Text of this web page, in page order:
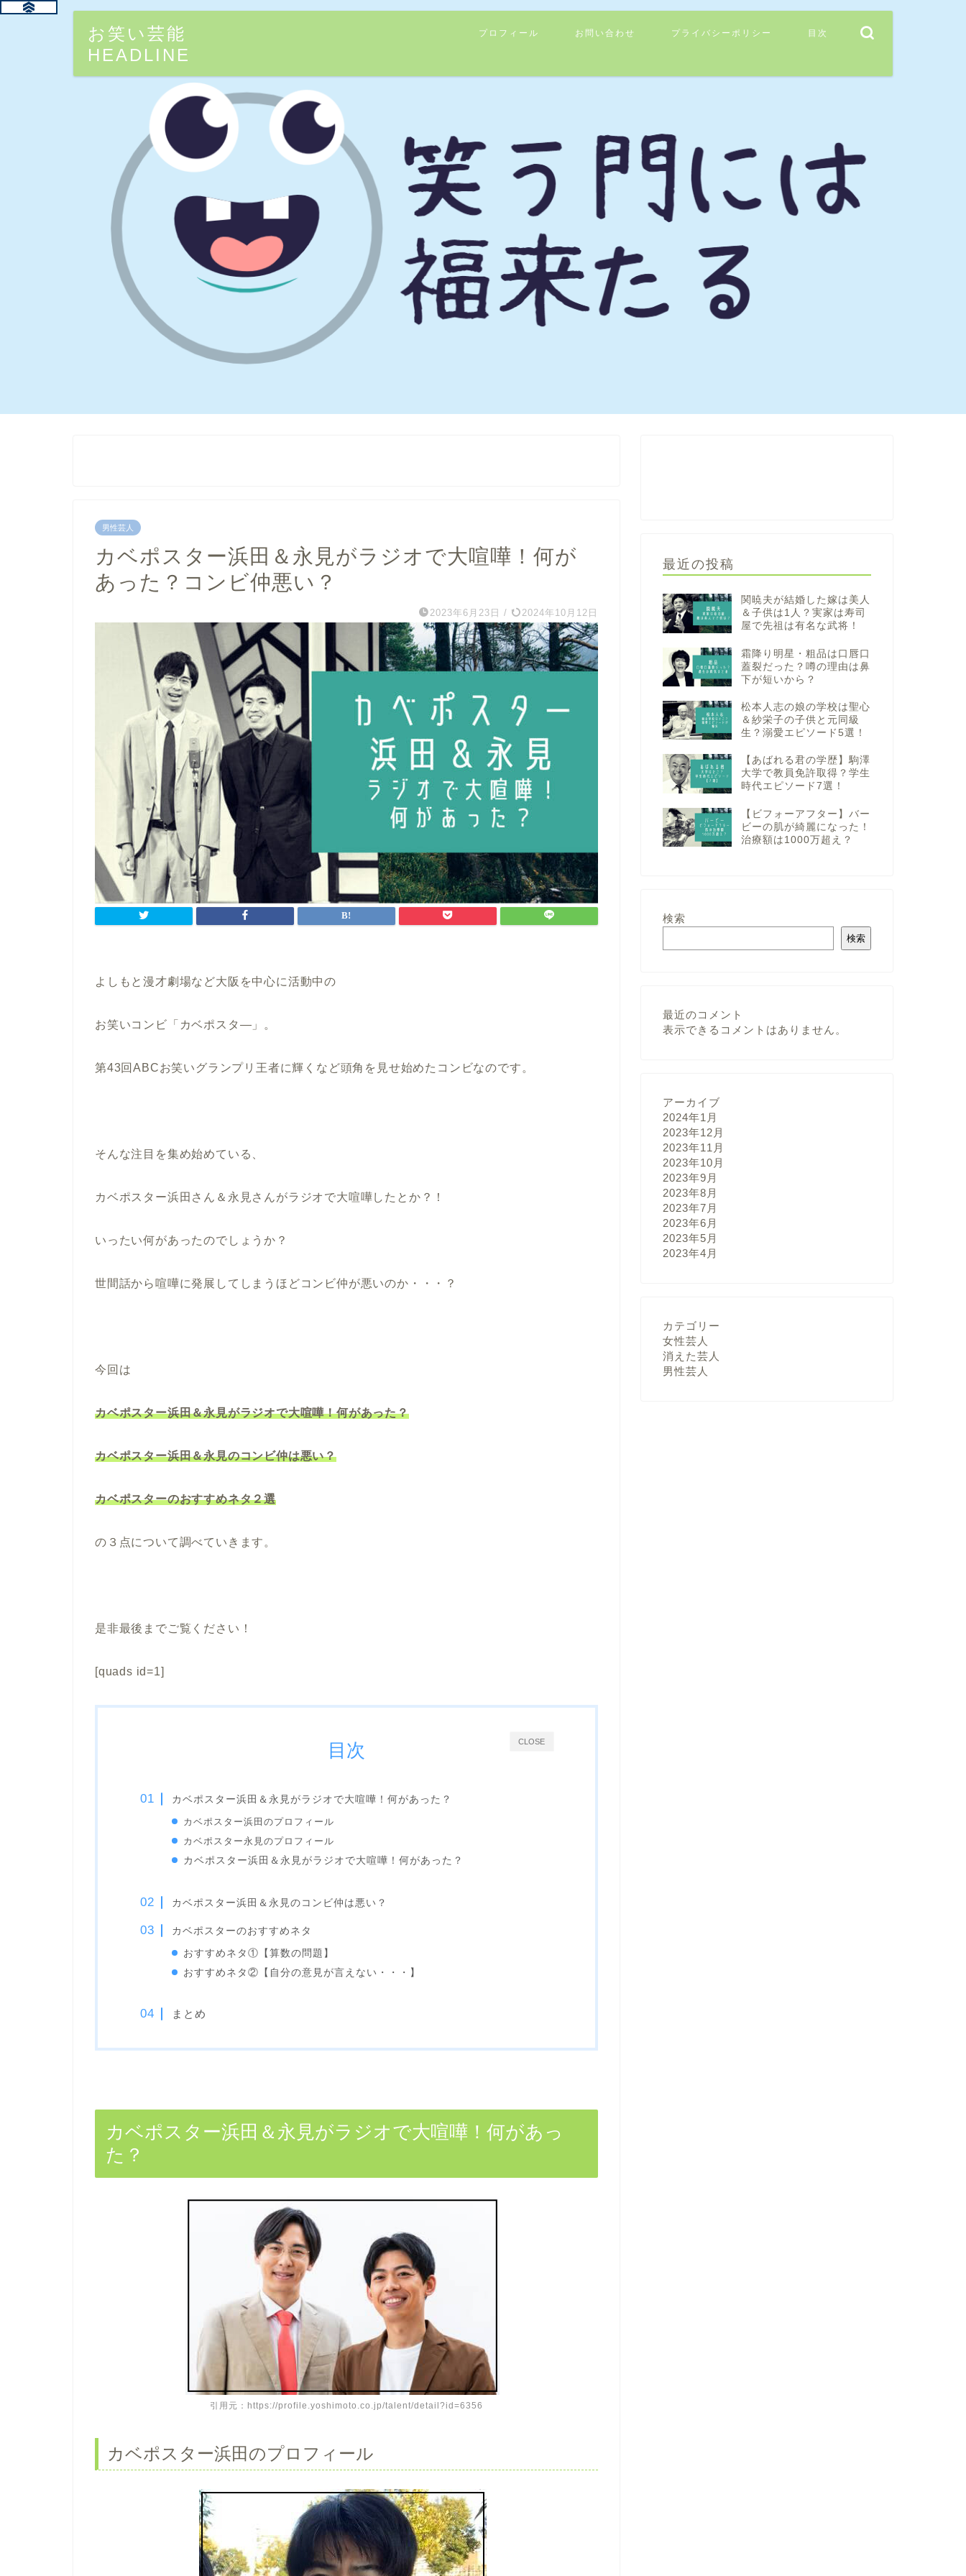
お笑い芸能
HEADLINE
プロフィール お問い合わせ プライバシーポリシー 目次
男性芸人
カベポスター浜田＆永見がラジオで大喧嘩！何が
あった？コンビ仲悪い？
2023年6月23日 / 2024年10月12日
よしもと漫才劇場など大阪を中心に活動中の
お笑いコンビ「カベポスタ―」。
第43回ABCお笑いグランプリ王者に輝くなど頭角を見せ始めたコンビなのです。
そんな注目を集め始めている、
カベポスター浜田さん＆永見さんがラジオで大喧嘩したとか？！
いったい何があったのでしょうか？
世間話から喧嘩に発展してしまうほどコンビ仲が悪いのか・・・？
今回は
カベポスター浜田＆永見がラジオで大喧嘩！何があった？
カベポスター浜田＆永見のコンビ仲は悪い？
カベポスターのおすすめネタ２選
の３点について調べていきます。
是非最後までご覧ください！
[quads id=1]
CLOSE
目次
カベポスター浜田＆永見がラジオで大喧嘩！何があった？
カベポスター浜田のプロフィール
カベポスター永見のプロフィール
カベポスター浜田＆永見がラジオで大喧嘩！何があった？
カベポスター浜田＆永見のコンビ仲は悪い？
カベポスターのおすすめネタ
おすすめネタ①【算数の問題】
おすすめネタ②【自分の意見が言えない・・・】
まとめ
カベポスター浜田＆永見がラジオで大喧嘩！何があっ
た？
引用元：https://profile.yoshimoto.co.jp/talent/detail?id=6356
カベポスター浜田のプロフィール
最近の投稿
関暁夫が結婚した嫁は美人
＆子供は1人？実家は寿司
屋で先祖は有名な武将！
霜降り明星・粗品は口唇口
蓋裂だった？噂の理由は鼻
下が短いから？
松本人志の娘の学校は聖心
＆紗栄子の子供と元同級
生？溺愛エピソード5選！
【あばれる君の学歴】駒澤
大学で教員免許取得？学生
時代エピソード7選！
【ビフォーアフター】バー
ビーの肌が綺麗になった！
治療額は1000万超え？
検索
検索
最近のコメント
表示できるコメントはありません。
アーカイブ
2024年1月
2023年12月
2023年11月
2023年10月
2023年9月
2023年8月
2023年7月
2023年6月
2023年5月
2023年4月
カテゴリー
女性芸人
消えた芸人
男性芸人